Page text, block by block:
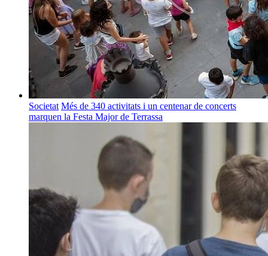
Societat Més de 340 activitats i un centenar de concerts
marquen la Festa Major de Terrassa